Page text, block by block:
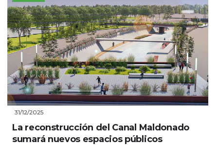
31/12/2025
La reconstrucción del Canal Maldonado
sumará nuevos espacios públicos